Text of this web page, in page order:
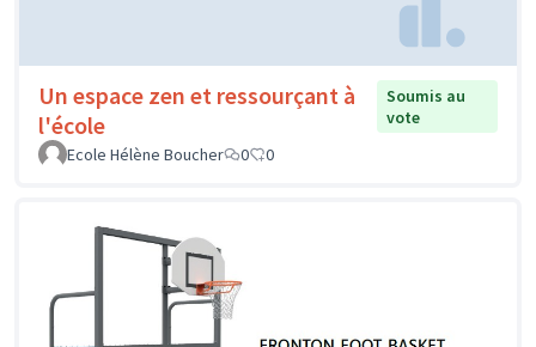
Un espace zen et ressourçant à
l'école
Soumis au
vote
Ecole Hélène Boucher
0 0